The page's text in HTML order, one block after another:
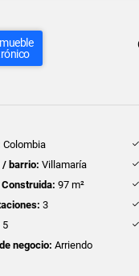
Colombia
/ barrio: Villamaría
97 m²
3
5
negocio: Arriendo